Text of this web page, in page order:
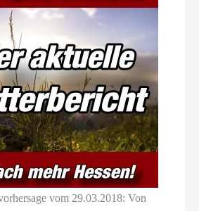
vom 29.03.2018: Von